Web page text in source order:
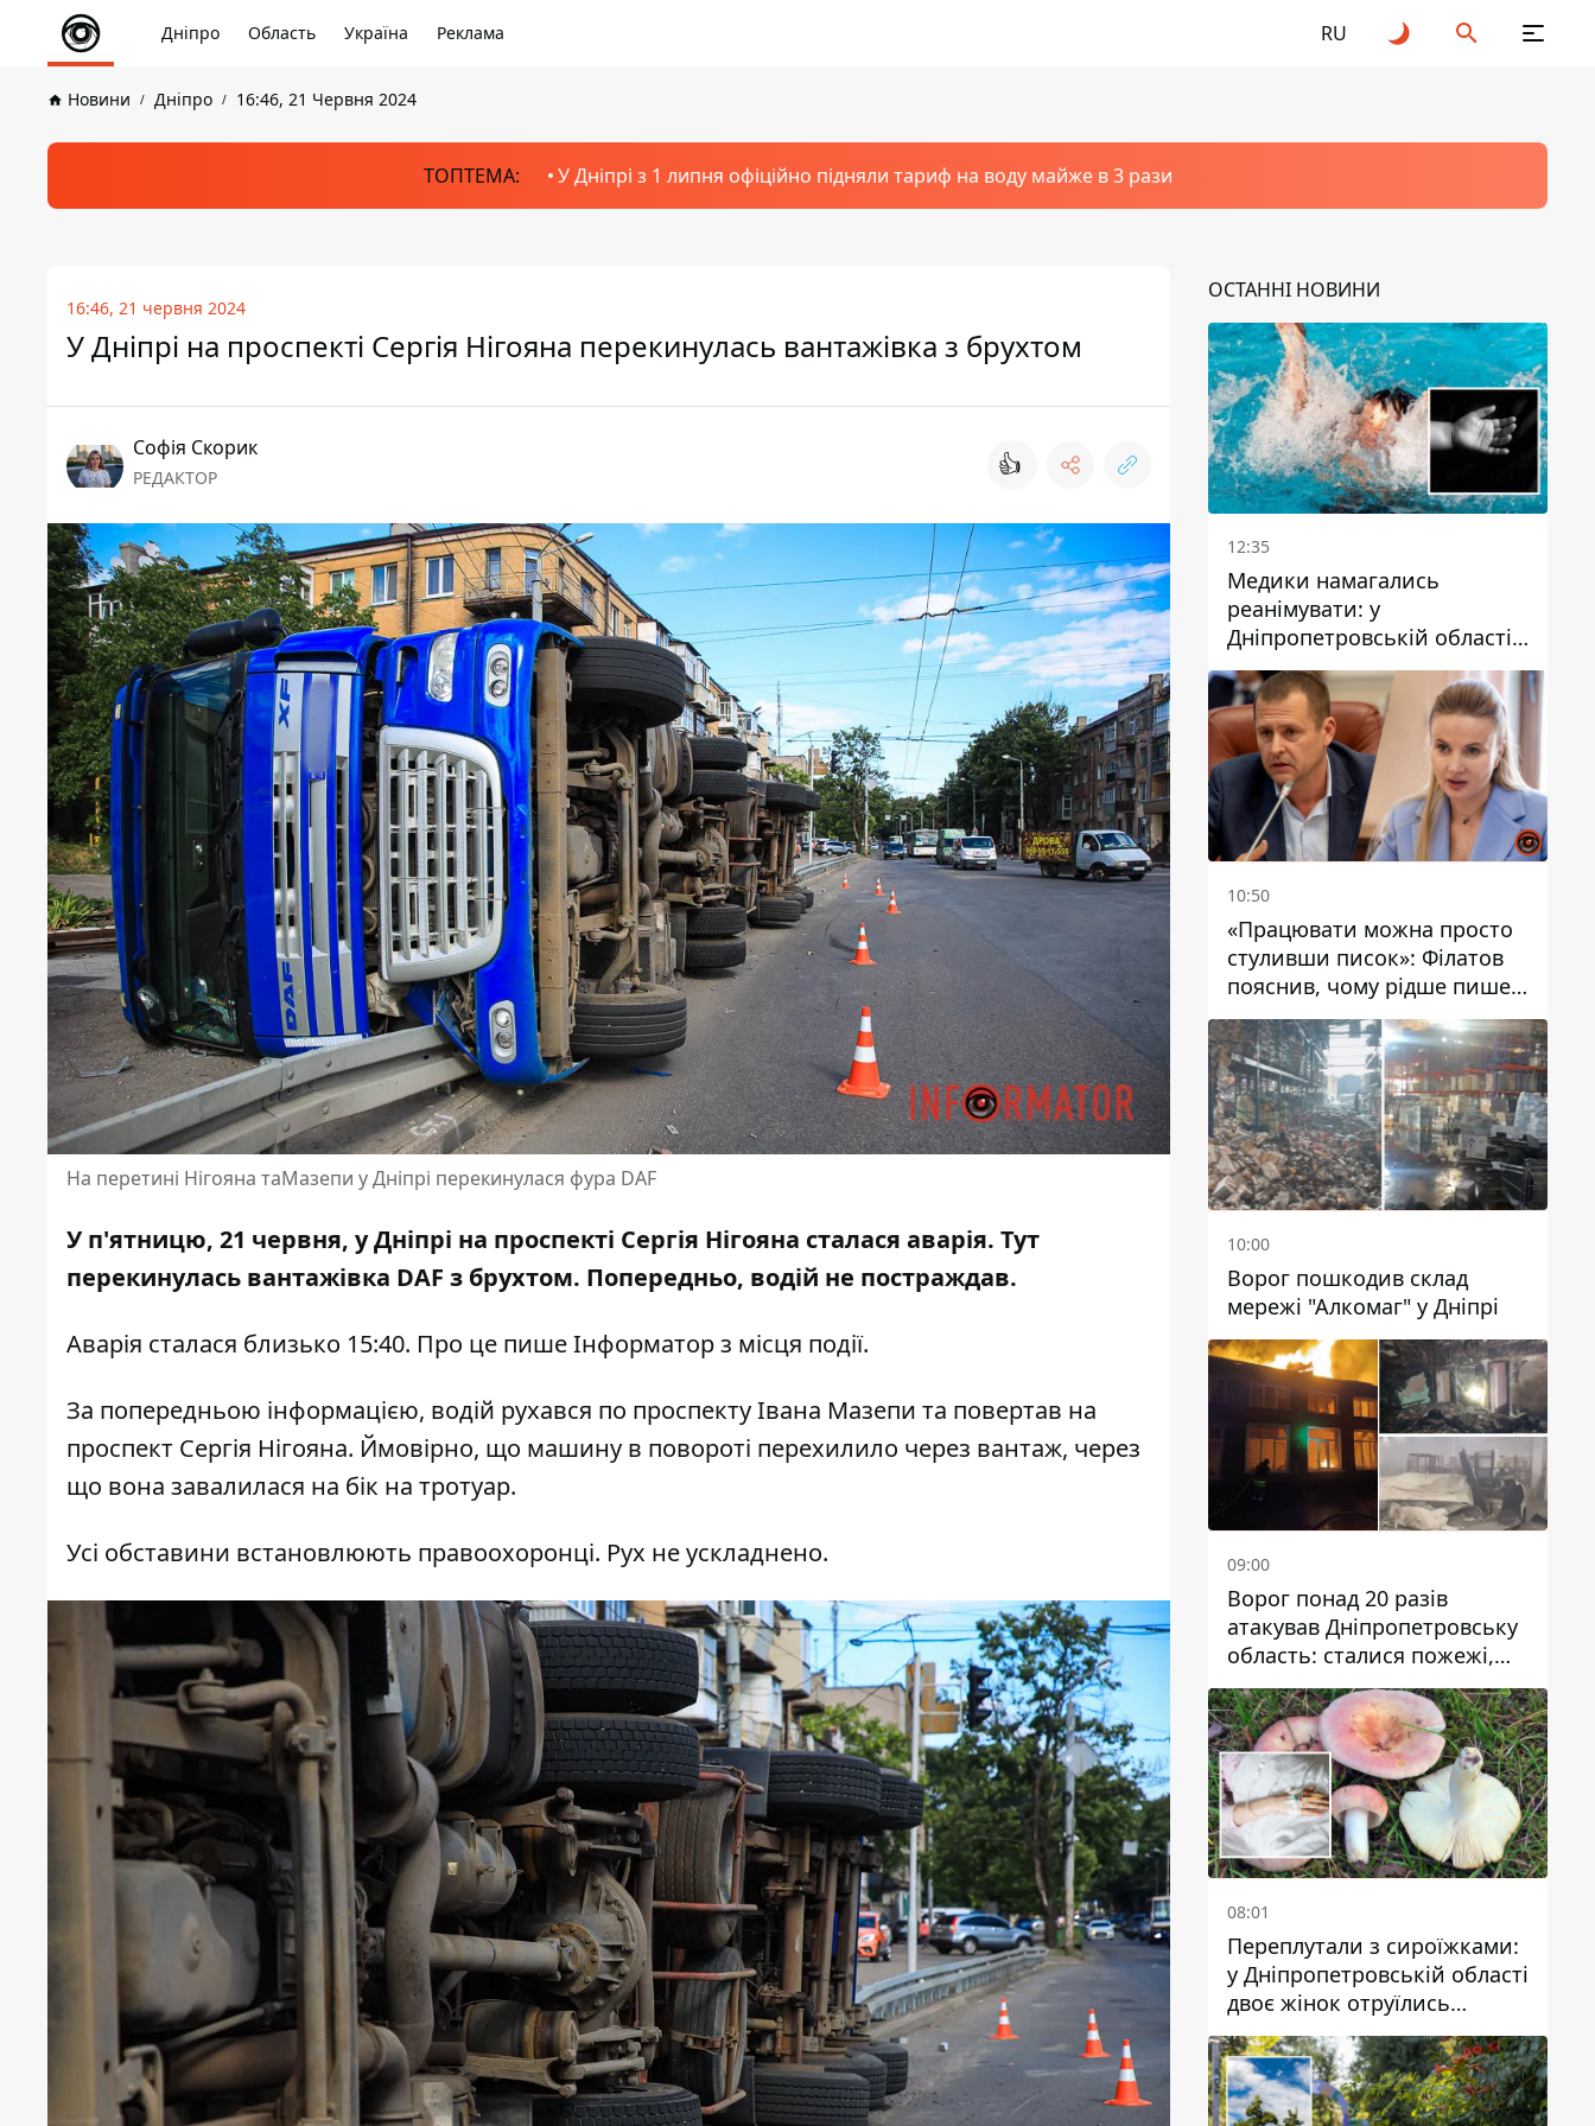
Дніпро Область Україна Реклама RU
Новини Дніпро 16:46, 21 Червня 2024
ТОПТЕМА: У Дніпрі з 1 липня офіційно підняли тариф на воду майже в 3 рази
16:46, 21 червня 2024
У Дніпрі на проспекті Сергія Нігояна перекинулась вантажівка з брухтом
Софія Скорик
РЕДАКТОР 👍
На перетині Нігояна таМазепи у Дніпрі перекинулася фура DAF
У п'ятницю, 21 червня, у Дніпрі на проспекті Сергія Нігояна сталася аварія. Тут
перекинулась вантажівка DAF з брухтом. Попередньо, водій не постраждав.
Аварія сталася близько 15:40. Про це пише Інформатор з місця події.
За попередньою інформацією, водій рухався по проспекту Івана Мазепи та повертав на
проспект Сергія Нігояна. Ймовірно, що машину в повороті перехилило через вантаж, через
що вона завалилася на бік на тротуар.
Усі обставини встановлюють правоохоронці. Рух не ускладнено.
ОСТАННІ НОВИНИ
12:35
Медики намагались
реанімувати: у
Дніпропетровській області
дворічний хлопчик потонув
у басейні
10:50
«Працювати можна просто
стуливши писок»: Філатов
пояснив, чому рідше пише у
соцмережах та
розкритикував медійність
чиновників
10:00
Ворог пошкодив склад
мережі "Алкомаг" у Дніпрі
09:00
Ворог понад 20 разів
атакував Дніпропетровську
область: сталися пожежі,
постраждали будинки,
інфраструктура та авто
08:01
Переплутали з сироїжками:
у Дніпропетровській області
двоє жінок отруїлись
грибами